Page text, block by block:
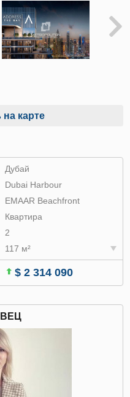
на карте
Дубай
Dubai Harbour
EMAAR Beachfront
Квартира
2
117 м²
$ 2 314 090